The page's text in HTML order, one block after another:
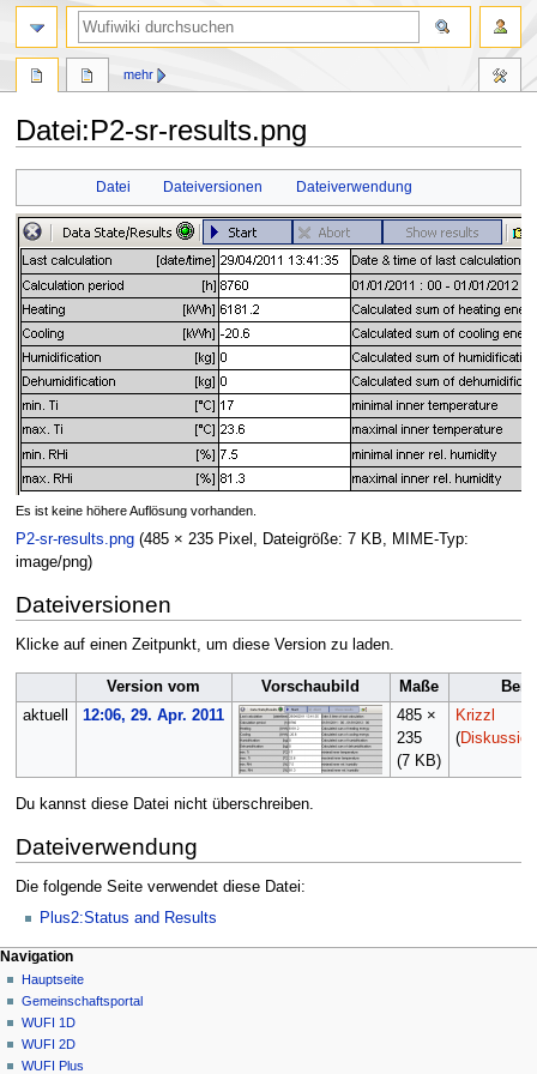
Datei:P2-sr-results.png
springen
springen
Datei Dateiversionen Dateiverwendung
Es ist keine höhere Auflösung vorhanden.
P2-sr-results.png (485 × 235 Pixel, Dateigröße: 7 KB, MIME-Typ:
image/png)
Dateiversionen
Klicke auf einen Zeitpunkt, um diese Version zu laden.
Version vom Vorschaubild Maße
aktuell
12:06, 29. Apr. 2011
485 ×
235
(7 KB)
Krizzl
(Diskussion
Du kannst diese Datei nicht überschreiben.
Dateiverwendung
Die folgende Seite verwendet diese Datei:
Plus2:Status and Results
N
a
v
g
Seitenaktionen
Datei
Diskussion
Lesen
Quelltext
anzeigen
mehr
Meine Werkzeuge
Anmelden
Navigation
Hauptseite
Gemeinschafts­portal
WUFI 1D
WUFI 2D
WUFI Plus
Suche